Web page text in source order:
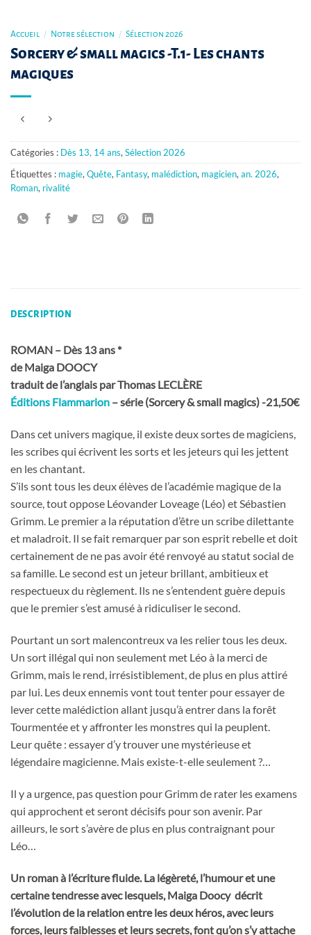
Accueil / Notre sélection / Sélection 2026
Sorcery & small magics -T.1- Les chants
magiques
Catégories : Dès 13, 14 ans,Sélection 2026
Étiquettes : magie,Quête, Fantasy, malédiction, magicien,an. 2026,
Roman, rivalité
DESCRIPTION
ROMAN – Dès 13 ans *
de Maiga DOOCY
traduit de l’anglais par Thomas LECLÈRE
Éditions Flammarion – série (Sorcery & small magics) -21,50€
Dans cet univers magique, il existe deux sortes de magiciens,
les scribes qui écrivent les sorts et les jeteurs qui les jettent
en les chantant.
S’ils sont tous les deux élèves de l’académie magique de la
source, tout oppose Léovander Loveage (Léo) et Sébastien
Grimm. Le premier a la réputation d’être un scribe dilettante
et maladroit. Il se fait remarquer par son esprit rebelle et doit
certainement de ne pas avoir été renvoyé au statut social de
sa famille. Le second est un jeteur brillant, ambitieux et
respectueux du règlement. Ils ne s’entendent guère depuis
que le premier s’est amusé à ridiculiser le second.
Pourtant un sort malencontreux va les relier tous les deux.
Un sort illégal qui non seulement met Léo à la merci de
Grimm, mais le rend, irrésistiblement, de plus en plus attiré
par lui. Les deux ennemis vont tout tenter pour essayer de
lever cette malédiction allant jusqu’à entrer dans la forêt
Tourmentée et y affronter les monstres qui la peuplent.
Leur quête : essayer d’y trouver une mystérieuse et
légendaire magicienne. Mais existe-t-elle seulement ?…
Il y a urgence, pas question pour Grimm de rater les examens
qui approchent et seront décisifs pour son avenir. Par
ailleurs, le sort s’avère de plus en plus contraignant pour
Léo…
Un roman à l’écriture fluide. La légèreté, l’humour et une
certaine tendresse avec lesquels, Maiga Doocy décrit
l’évolution de la relation entre les deux héros, avec leurs
forces, leurs faiblesses et leurs secrets, font qu’on s’y attache